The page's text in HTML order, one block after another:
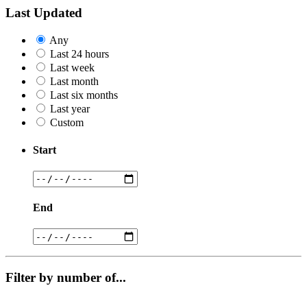
Last Updated
Any
Last 24 hours
Last week
Last month
Last six months
Last year
Custom
Start
End
Filter by number of...